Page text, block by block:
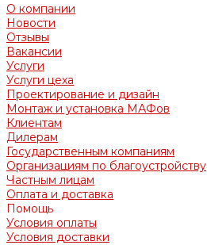
О компании
Новости
Отзывы
Вакансии
Услуги
Услуги цеха
Проектирование и дизайн
Монтаж и установка МАФов
Клиентам
Дилерам
Государственным компаниям
Организациям по благоустройству
Частным лицам
Оплата и доставка
Помощь
Условия оплаты
Условия доставки